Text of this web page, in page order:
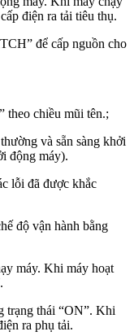
điện ra tải tiêu thụ.
để cấp nguồn cho
theo chiều mũi tên.;
và sẵn sàng khởi
động máy).
lỗi đã được khắc
độ vận hành bằng
máy. Khi máy hoạt
trạng thái “ON”. Khi
ra phụ tải.